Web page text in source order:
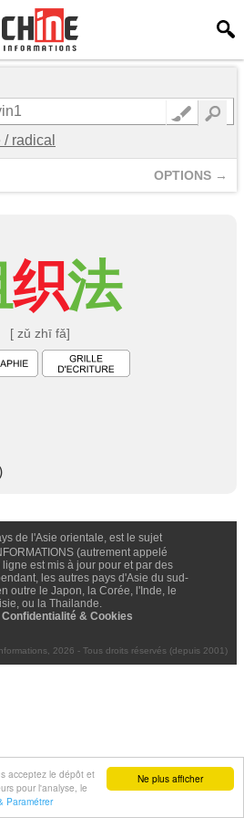
Ne plus afficher
acceptez le dépôt et
pour l'analyse, le
Paramétrer
radical
OPTIONS →
织法
[ zǔ zhī fǎ]
de l'Asie orientale, est le sujet
(autrement appelé
est mis à jour pour et par des
les autres pays d'Asie du sud-
outre le Japon, la Corée, l'Inde, le
ou la Thailande.
Confidentialité & Cookies
2026 - Tous droits réservés (depuis 2001)